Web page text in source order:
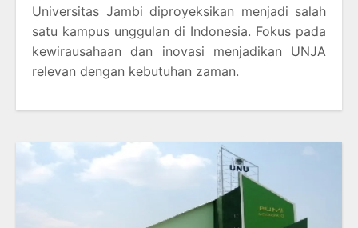
Universitas Jambi diproyeksikan menjadi salah
satu kampus unggulan di Indonesia. Fokus pada
kewirausahaan dan inovasi menjadikan UNJA
relevan dengan kebutuhan zaman.